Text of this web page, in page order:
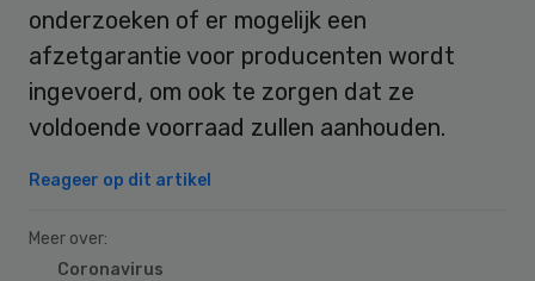
onderzoeken of er mogelijk een
afzetgarantie voor producenten wordt
ingevoerd, om ook te zorgen dat ze
voldoende voorraad zullen aanhouden.
Reageer op dit artikel
Meer over:
Coronavirus